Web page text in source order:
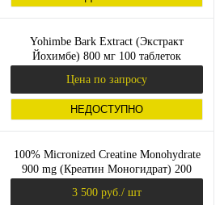
Yohimbe Bark Extract (Экстракт
Йохимбе) 800 мг 100 таблеток
Цена по запросу
НЕДОСТУПНО
100% Micronized Creatine Monohydrate
900 mg (Креатин Моногидрат) 200
3 500 руб. / шт